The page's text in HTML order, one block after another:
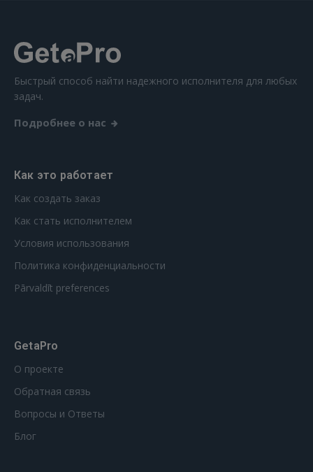
Быстрый способ найти надежного исполнителя для любых
задач.
Подробнее о нас
Как это работает
Как создать заказ
Как стать исполнителем
Условия использования
Политика конфиденциальности
Pārvaldīt preferences
GetaPro
О проекте
Обратная связь
Вопросы и Ответы
Блог